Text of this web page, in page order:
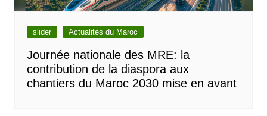
slider Actualités du Maroc
Journée nationale des MRE: la
contribution de la diaspora aux
chantiers du Maroc 2030 mise en avant